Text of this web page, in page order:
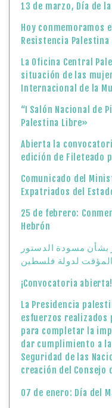
13 de marzo, Día de
Hoy conmemoramos
Resistencia
La Oficina Central
situación de las
Internacional de la
“I Salón Nacional de
Palestina Libre»
Abierta la
edición de Fileteado
Comunicado del
Expatriados del
25 de febrero:
Hebrón
مسودة الدستور
المؤقت لدولة فلسطين
¡Convocatoria
La Presidencia
esfuerzos realizados
para completar la
dar cumplimiento a
Seguridad de las
creación del Consejo
07 de enero: Día del